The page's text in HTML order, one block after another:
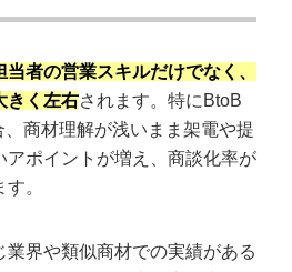
者の営業スキルだけでなく、
きく左右されます。特にBtoB
商材理解が浅いまま架電や提
アポイントが増え、商談化率が
。
業界や類似商材での実績がある